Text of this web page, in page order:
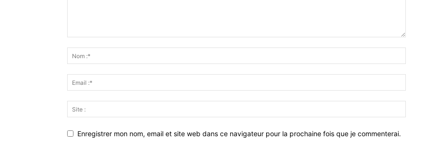
Enregistrer mon nom, email et site web dans ce navigateur pour la prochaine fois que je commenterai.